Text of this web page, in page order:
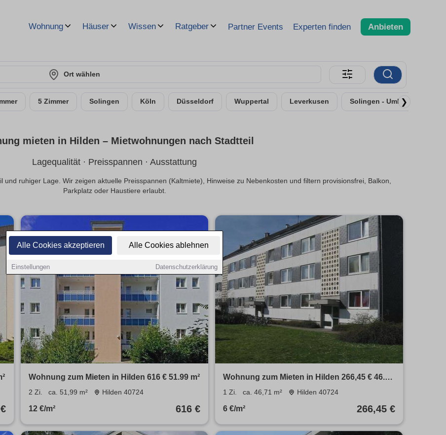
Alle Cookies akzeptieren Alle Cookies ablehnen
Einstellungen Datenschutzerklärung
Wohnung Häuser Wissen Ratgeber Partner Events Experten finden Anbieten
Ort wählen
5 Zimmer Solingen Köln Düsseldorf Wuppertal Leverkusen Solingen - Umland
❯
mieten in Hilden – Miet­wohnungen nach Stadtteil
Lagequalität · Preisspannen · Ausstattung
und ruhiger Lage. Wir zeigen aktuelle Preisspannen (Kaltmiete), Hinweise zu Nebenkosten und filtern provisionsfrei, Balkon,
Parkplatz oder Haustiere erlaubt.
Wohnung zum Mieten in Hilden 616 € 51.99 m²
2 Zi. ca. 51,99 m² Hilden 40724
12 €/m² 616 €
Wohnung zum Mieten in Hilden 266,45 € 46.71
m²
1 Zi. ca. 46,71 m² Hilden 40724
6 €/m² 266,45 €